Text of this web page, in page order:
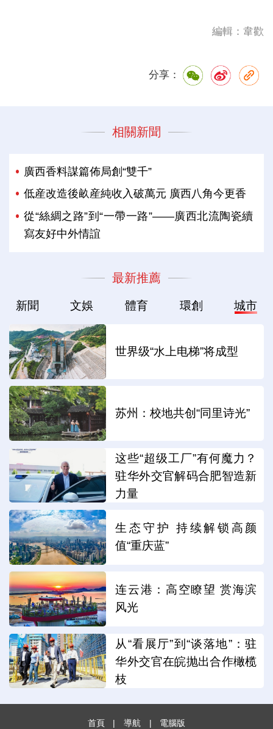
編輯：韋歡
分享：
相關新聞
廣西香料謀篇佈局創“雙千”
低産改造後畝産純收入破萬元 廣西八角今更香
從“絲綢之路”到“一帶一路”——廣西北流陶瓷續
寫友好中外情誼
最新推薦
新聞 文娛 體育 環創 城市
世界级“水上电梯”将成型
苏州：校地共创“同里诗光”
这些“超级工厂”有何魔力？
驻华外交官解码合肥智造新
力量
生态守护 持续解锁高颜
值“重庆蓝”
连云港：高空瞭望 赏海滨
风光
从“看展厅”到“谈落地”：驻
华外交官在皖抛出合作橄榄
枝
首頁 | 導航 | 電腦版